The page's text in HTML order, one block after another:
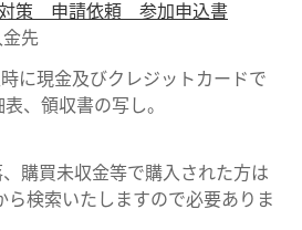
対策 申請依頼 参加申込書
先
に現金及びクレジットカードで
、領収書の写し。
購買未収金等で購入された方は
検索いたしますので必要ありま